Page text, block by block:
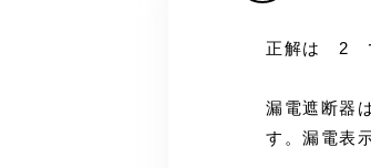
正解は 2
漏電遮断器
す。漏電表